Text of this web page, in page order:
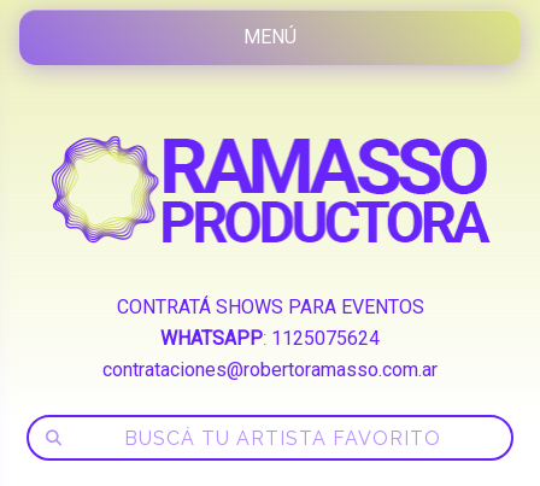
CONTRATÁ SHOWS PARA EVENTOS
WHATSAPP: 1125075624
contrataciones@robertoramasso.com.ar